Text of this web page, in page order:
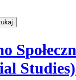
Studies)